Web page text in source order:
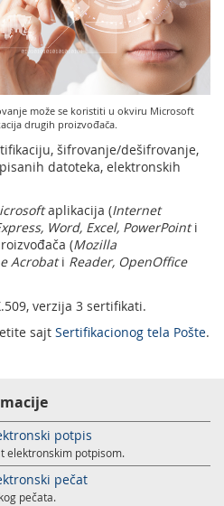
uvoz
pošiljaka
(GIS)
može se koristiti u okviru Microsoft
drugih proizvođača.
šifrovanje/dešifrovanje,
datoteka, elektronskih
aplikacija (Internet
Word, Excel, PowerPointi
(Mozilla
Acrobati Reader, OpenOffice
verzija 3 sertifikati.
sajt Sertifikacionog tela Pošte.
potpis
elektronskim potpisom.
pečat
pečata.